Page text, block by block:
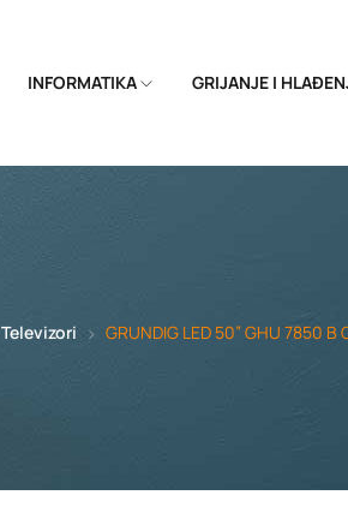
INFORMATIKA GRIJANJE I
Televizori GRUNDIG LED 50” GHU 7850 B